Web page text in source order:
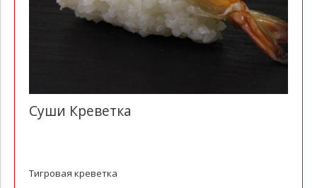
Суши Креветка
Тигровая креветка